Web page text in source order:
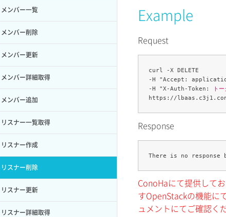
ロール一覧取得
ロール作成
ロール削除
ロール更新
ロール詳細取得
ボリューム作成
ボリューム削除
ボリューム更新
ボリューム詳細一覧取得
ボリューム詳細取得
自動バックアップ有効化
自動バックアップ無効化
変更）
サーバー一覧取得
セキュリティグループ一覧取得
セキュリティグループ作成
セキュリティグループ削除
セキュリティグループ更新
セキュリティグループ詳細取得
ネットワーク一覧取得
ネットワーク作成（ローカルネットワ
ーク用）
ネットワーク削除（ローカルネットワ
ーク用）
ネットワーク詳細取得
メンバー一覧
メンバー削除
メンバー更新
メンバー詳細取得
メンバー追加
リスナー一覧取得
リスナー作成
リスナー削除
リスナー更新
リスナー詳細取得
Example
Request
curl -X DELETE
-H "Accept:
-H "X-Auth-Token:
ト
https://
Response
ConoHaにて提供して
すOpenStackの機能に
ュメントにてご確認く